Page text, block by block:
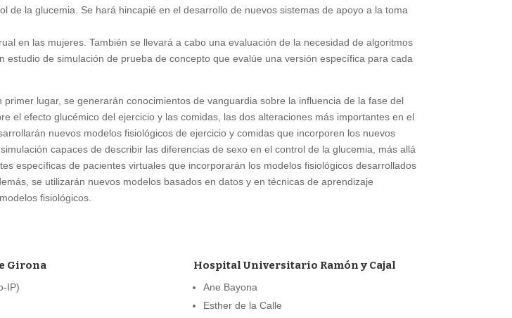
la glucemia. Se hará hincapié en el desarrollo de nuevos sistemas de apoyo a la toma
en las mujeres. También se llevará a cabo una evaluación de la necesidad de algoritmos
de simulación de prueba de concepto que evalúe una versión específica para cada
lugar, se generarán conocimientos de vanguardia sobre la influencia de la fase del
el efecto glucémico del ejercicio y las comidas, las dos alteraciones más importantes en el
nuevos modelos fisiológicos de ejercicio y comidas que incorporen los nuevos
capaces de describir las diferencias de sexo en el control de la glucemia, más allá
específicas de pacientes virtuales que incorporarán los modelos fisiológicos desarrollados
se utilizarán nuevos modelos basados en datos y en técnicas de aprendizaje
fisiológicos.
Girona
IP)
Hospital Universitario Ramón y Cajal
Ane Bayona
Esther de la Calle